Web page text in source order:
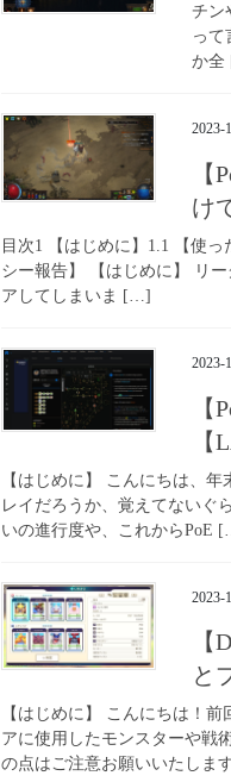
チン
って
か
2023-
け
目次1 【はじめに】1.1 【使
シー報告】 【はじめに】 リ
アしてしまいま […]
2023-
【
【はじめに】 こんにちは、
レイだろうか、覚えてないぐ
いの進行度や、これからPoE
2023-
と
【はじめに】 こんにちは！
アに使用したモンスターや戦
の点はご注意お願いいたしま